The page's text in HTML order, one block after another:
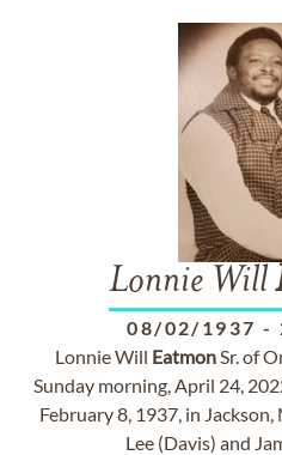
Lonnie Will
08/02/1937 -
Lonnie Will EatmonSr. of
Sunday morning, April 24,
February 8, 1937, in
Lee (Davis) and